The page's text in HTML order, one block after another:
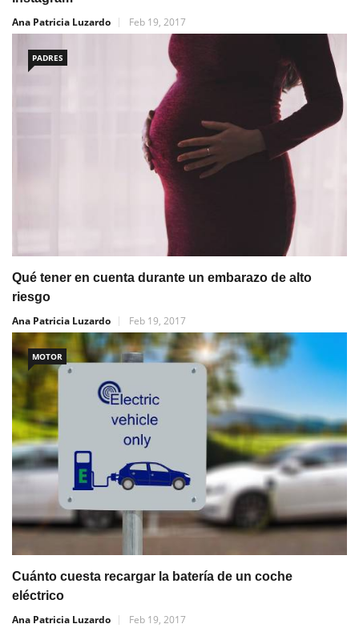
Ana Patricia Luzardo
Feb 19, 2017
PADRES
Qué tener en cuenta durante un embarazo de alto
riesgo
Ana Patricia Luzardo
Feb 19, 2017
MOTOR
Cuánto cuesta recargar la batería de un coche
eléctrico
Ana Patricia Luzardo
Feb 19, 2017